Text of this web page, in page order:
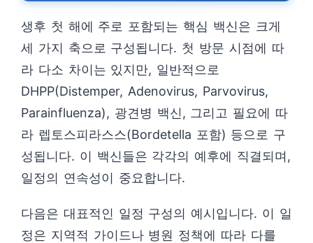
생후 첫 해에 주로 포함되는 핵심 백신은 크게
세 가지 축으로 구성됩니다. 첫 방문 시점에 따
라 다소 차이는 있지만, 일반적으로
DHPP(Distemper, Adenovirus, Parvovirus,
Parainfluenza), 광견병 백신, 그리고 필요에 따
라 렙토스피라스스(Bordetella 포함) 등으로 구
성됩니다. 이 백신들은 각각의 예후에 직결되며,
일정의 연속성이 중요합니다.
다음은 대표적인 일정 구성의 예시입니다. 이 일
정은 지역적 가이드나 병원 정책에 따라 다를